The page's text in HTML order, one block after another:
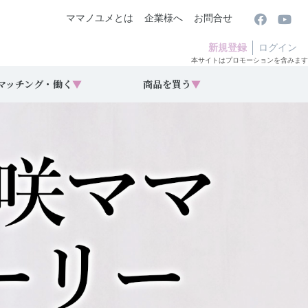
ママノユメとは 企業様へ お問合せ
新規登録 ログイン
本サイトはプロモーションを含みます
ッチング・働く ▼ 商品を買う ▼